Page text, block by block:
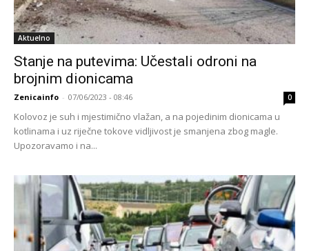
Aktuelno
Stanje na putevima: Učestali odroni na
brojnim dionicama
Zenicainfo - 07/06/2023 - 08:46 0
Kolovoz je suh i mjestimično vlažan, a na pojedinim dionicama u
kotlinama i uz riječne tokove vidljivost je smanjena zbog magle.
Upozoravamo i na...